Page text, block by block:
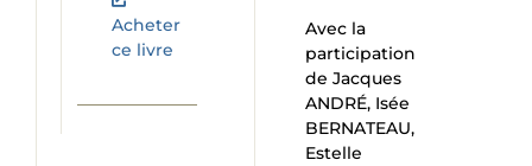
Acheter
ce livre
Avec la
participation
de Jacques
ANDRÉ, Isée
BERNATEAU,
Estelle